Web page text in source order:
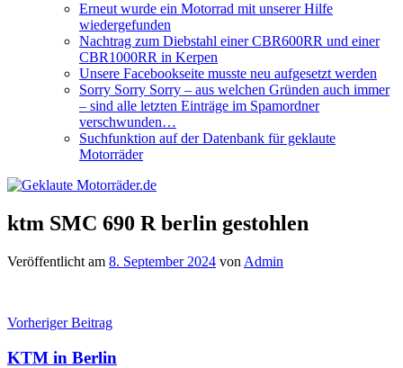
Erneut wurde ein Motorrad mit unserer Hilfe
wiedergefunden
Nachtrag zum Diebstahl einer CBR600RR und einer
CBR1000RR in Kerpen
Unsere Facebookseite musste neu aufgesetzt werden
Sorry Sorry Sorry – aus welchen Gründen auch immer
– sind alle letzten Einträge im Spamordner
verschwunden…
Suchfunktion auf der Datenbank für geklaute
Motorräder
ktm SMC 690 R berlin gestohlen
Veröffentlicht am 8. September 2024 von Admin
Beitragsnavigation
Vorheriger Beitrag
KTM in Berlin